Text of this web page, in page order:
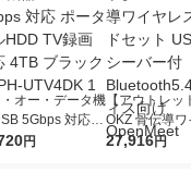
オー・データ機
5Gbps 対応
ブルHDD TV録
円
【アウトレッ
OKZ 骨伝導
スヘッドセッ
27,916円